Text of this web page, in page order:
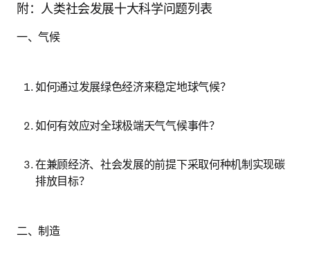
附：人类社会发展十大科学问题列表
一、气候
如何通过发展绿色经济来稳定地球气候？
如何有效应对全球极端天气气候事件？
在兼顾经济、社会发展的前提下采取何种机制实现碳
排放目标？
二、制造